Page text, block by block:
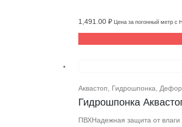
1,491.00 ₽ Цена за погонный метр с
Аквастоп, Гидрошпонка,
Гидрошпонка
ПВХНадежная защита от